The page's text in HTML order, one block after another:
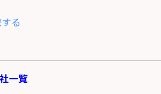
る
一覧